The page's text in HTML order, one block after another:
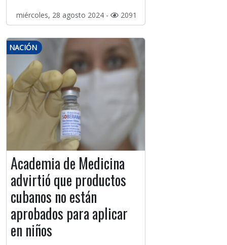
miércoles, 28 agosto 2024 - 2091
NACIÓN
Academia de Medicina
advirtió que productos
cubanos no están
aprobados para aplicar
en niños